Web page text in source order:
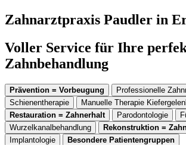
Zahnarztpraxis Paudler in
Voller Service für Ihre
Zahnbehandlung
Prävention = Vorbeugung
Professionelle
Schienentherapie
Manuelle Therapie
Restauration = Zahnerhalt
Parodontologie
Wurzelkanalbehandlung
Rekonstruktion =
Implantologie
Besondere Patientengruppen